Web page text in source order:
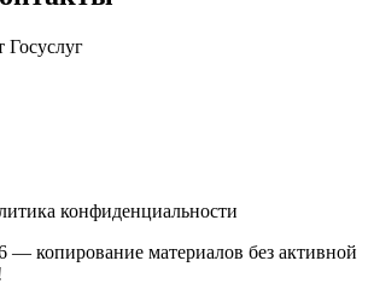
конфиденциальности
— копирование материалов без активной